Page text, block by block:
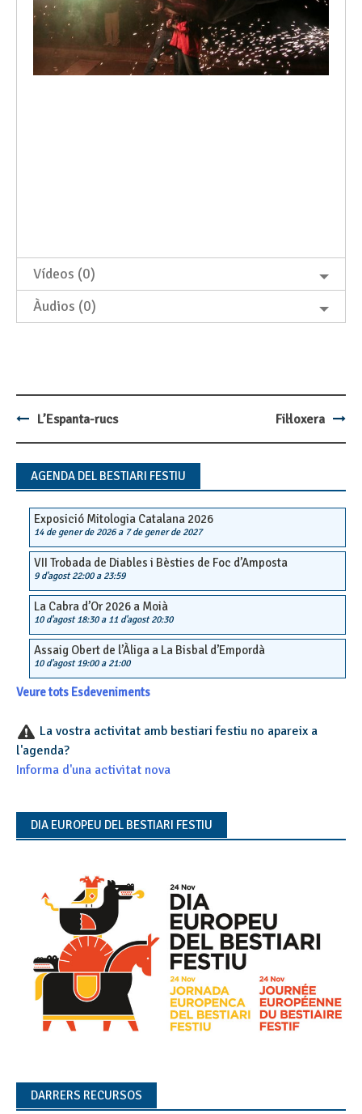
Vídeos (0)
Àudios (0)
Post
navigation
L’Espanta-rucs Fil·loxera
AGENDA DEL BESTIARI FESTIU
Exposició Mitologia Catalana 2026
14 de gener de 2026a 7 de gener de 2027
VII Trobada de Diables i Bèsties de Foc d’Amposta
9 d'agost 22:00a 23:59
La Cabra d’Or 2026 a Moià
10 d'agost 18:30a 11 d'agost 20:30
Assaig Obert de l’Àliga a La Bisbal d’Empordà
10 d'agost 19:00a 21:00
Veure tots Esdeveniments
La vostra activitat amb bestiari festiu no apareix a
l'agenda?
Informa d'una activitat nova
DIA EUROPEU DEL BESTIARI FESTIU
DARRERS RECURSOS